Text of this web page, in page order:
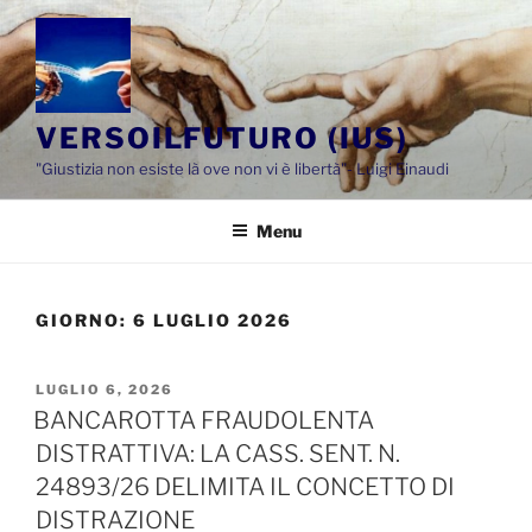
Salta
al
contenuto
VERSOILFUTURO (IUS)
"Giustizia non esiste là ove non vi è libertà"- Luigi Einaudi
Menu
GIORNO: 6 LUGLIO 2026
PUBBLICATO
IL
LUGLIO 6, 2026
BANCAROTTA FRAUDOLENTA
DISTRATTIVA: LA CASS. SENT. N.
24893/26 DELIMITA IL CONCETTO DI
DISTRAZIONE